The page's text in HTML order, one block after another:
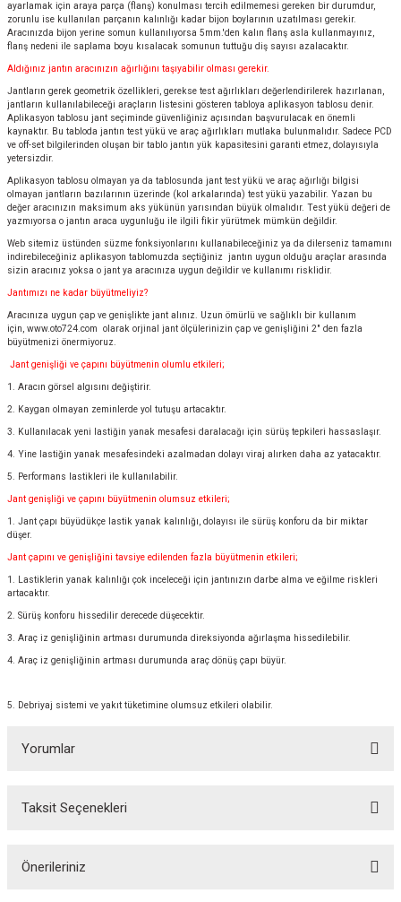
ayarlamak için araya parça (flanş) konulması tercih edilmemesi gereken bir durumdur,
zorunlu ise kullanılan parçanın kalınlığı kadar bijon boylarının uzatılması gerekir.
Aracınızda bijon yerine somun kullanılıyorsa 5mm.'den kalın flanş asla kullanmayınız,
flanş nedeni ile saplama boyu kısalacak somunun tuttuğu diş sayısı azalacaktır.
Aldığınız jantın aracınızın ağırlığını taşıyabilir olması gerekir.
Jantların gerek geometrik özellikleri, gerekse test ağırlıkları değerlendirilerek hazırlanan,
jantların kullanılabileceği araçların listesini gösteren tabloya aplikasyon tablosu denir.
Aplikasyon tablosu jant seçiminde güvenliğiniz açısından başvurulacak en önemli
kaynaktır. Bu tabloda jantın test yükü ve araç ağırlıkları mutlaka bulunmalıdır. Sadece PCD
ve off-set bilgilerinden oluşan bir tablo jantın yük kapasitesini garanti etmez, dolayısıyla
yetersizdir.
Aplikasyon tablosu olmayan ya da tablosunda jant test yükü ve araç ağırlığı bilgisi
olmayan jantların bazılarının üzerinde (kol arkalarında) test yükü yazabilir. Yazan bu
değer aracınızın maksimum aks yükünün yarısından büyük olmalıdır. Test yükü değeri de
yazmıyorsa o jantın araca uygunluğu ile ilgili fikir yürütmek mümkün değildir.
Web sitemiz üstünden süzme fonksiyonlarını kullanabileceğiniz ya da dilerseniz tamamını
indirebileceğiniz aplikasyon tablomuzda seçtiğiniz jantın uygun olduğu araçlar arasında
sizin aracınız yoksa o jant ya aracınıza uygun değildir ve kullanımı risklidir.
Jantımızı ne kadar büyütmeliyiz?
Aracınıza uygun çap ve genişlikte jant alınız. Uzun ömürlü ve sağlıklı bir kullanım
için, www.oto724.com olarak orjinal jant ölçülerinizin çap ve genişliğini 2" den fazla
büyütmenizi önermiyoruz.
Jant genişliği ve çapını büyütmenin olumlu etkileri;
1. Aracın görsel algısını değiştirir.
2. Kaygan olmayan zeminlerde yol tutuşu artacaktır.
3. Kullanılacak yeni lastiğin yanak mesafesi daralacağı için sürüş tepkileri hassaslaşır.
4. Yine lastiğin yanak mesafesindeki azalmadan dolayı viraj alırken daha az yatacaktır.
5. Performans lastikleri ile kullanılabilir.
Jant genişliği ve çapını büyütmenin olumsuz etkileri;
1. Jant çapı büyüdükçe lastik yanak kalınlığı, dolayısı ile sürüş konforu da bir miktar
düşer.
Jant çapını ve genişliğini tavsiye edilenden fazla büyütmenin etkileri;
1. Lastiklerin yanak kalınlığı çok inceleceği için jantınızın darbe alma ve eğilme riskleri
artacaktır.
2. Sürüş konforu hissedilir derecede düşecektir.
3. Araç iz genişliğinin artması durumunda direksiyonda ağırlaşma hissedilebilir.
4. Araç iz genişliğinin artması durumunda araç dönüş çapı büyür.
5. Debriyaj sistemi ve yakıt tüketimine olumsuz etkileri olabilir.
Yorumlar
Bu ürüne ilk yorumu siz yapın!
Taksit Seçenekleri
Önerileriniz